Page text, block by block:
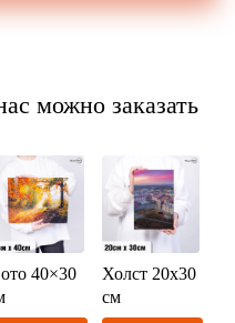
можно заказать
40×30
Холст 20х30
см